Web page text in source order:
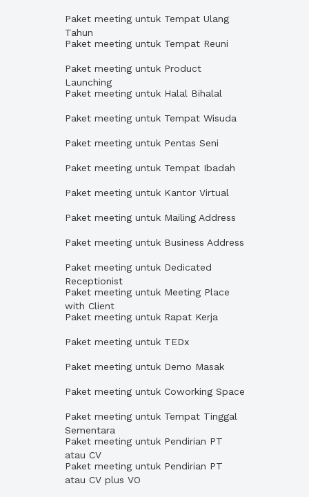
Paket meeting untuk Tempat Ulang
Tahun
Paket meeting untuk Tempat Reuni
Paket meeting untuk Product
Launching
Paket meeting untuk Halal Bihalal
Paket meeting untuk Tempat Wisuda
Paket meeting untuk Pentas Seni
Paket meeting untuk Tempat Ibadah
Paket meeting untuk Kantor Virtual
Paket meeting untuk Mailing Address
Paket meeting untuk Business Address
Paket meeting untuk Dedicated
Receptionist
Paket meeting untuk Meeting Place
with Client
Paket meeting untuk Rapat Kerja
Paket meeting untuk TEDx
Paket meeting untuk Demo Masak
Paket meeting untuk Coworking Space
Paket meeting untuk Tempat Tinggal
Sementara
Paket meeting untuk Pendirian PT
atau CV
Paket meeting untuk Pendirian PT
atau CV plus VO